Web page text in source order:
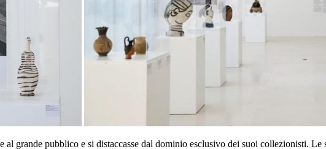
al grande pubblico e si distaccasse dal dominio esclusivo dei suoi collezionisti.